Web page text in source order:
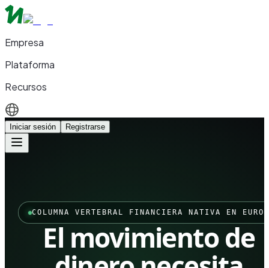
Empresa
Plataforma
Recursos
Iniciar sesión Registrarse
COLUMNA VERTEBRAL FINANCIERA NATIVA EN EUROS
El movimiento de